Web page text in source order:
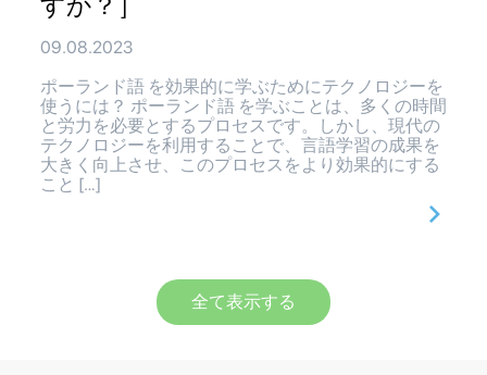
09.08.2023
ポーランド語 を効果的に学ぶためにテクノロジーを
使うには？ ポーランド語 を学ぶことは、多くの時間
と労力を必要とするプロセスです。しかし、現代の
テクノロジーを利用することで、言語学習の成果を
大きく向上させ、このプロセスをより効果的にする
こと […]
全て表示する